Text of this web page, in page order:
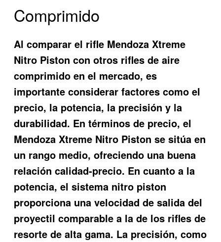
Comprimido
Al comparar el rifle Mendoza Xtreme
Nitro Piston con otros rifles de aire
comprimido en el mercado, es
importante considerar factores como el
precio, la potencia, la precisión y la
durabilidad. En términos de precio, el
Mendoza Xtreme Nitro Piston se sitúa en
un rango medio, ofreciendo una buena
relación calidad-precio. En cuanto a la
potencia, el sistema nitro piston
proporciona una velocidad de salida del
proyectil comparable a la de los rifles de
resorte de alta gama. La precisión, como